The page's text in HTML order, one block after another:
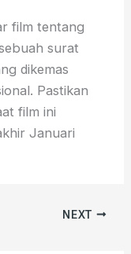
film tentang
surat
dikemas
Pastikan
film ini
Januari
NEXT